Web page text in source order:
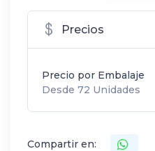
Precios
Precio por Embalaje
Desde 72 Unidades
Compartir en: